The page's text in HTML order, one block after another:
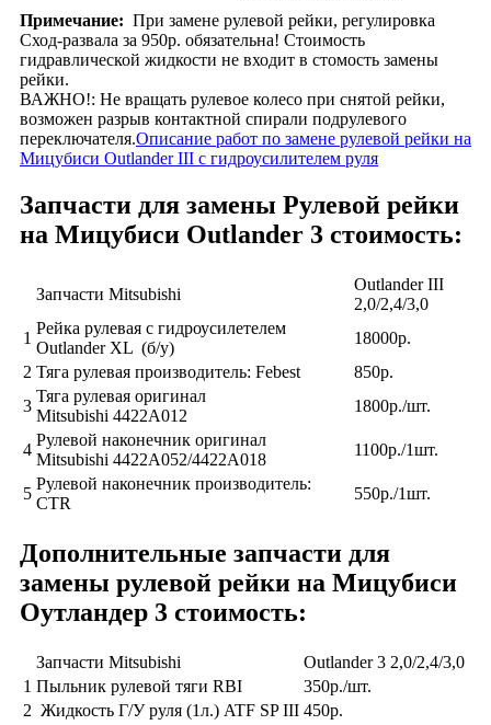
Примечание: При замене рулевой рейки, регулировка
Сход-развала за 950р. обязательна! Стоимость
гидравлической жидкости не входит в стомость замены
рейки.
ВАЖНО!: Не вращать рулевое колесо при снятой рейки,
возможен разрыв контактной спирали подрулевого
переключателя.Описание работ по замене рулевой рейки на
Мицубиси Outlander III с гидроусилителем руля
Запчасти для замены Рулевой рейки
на Мицубиси Outlander 3 стоимость:
Запчасти Mitsubishi
Outlander III
2,0/2,4/3,0
1
Рейка рулевая с гидроусилетелем
Outlander XL (б/у)
18000р.
2 Тяга рулевая производитель: Febest
850р.
3
Тяга рулевая оригинал
Mitsubishi 4422A012
1800р./шт.
4
Рулевой наконечник оригинал
Mitsubishi 4422A052/4422A018
1100р./1шт.
5
Рулевой наконечник производитель:
СTR
550р./1шт.
Дополнительные запчасти для
замены рулевой рейки на Мицубиси
Оутландер 3 стоимость:
Запчасти Mitsubishi
Outlander 3 2,0/2,4/3,0
1 Пыльник рулевой тяги RBI
350р./шт.
2 Жидкость Г/У руля (1л.) ATF SP III 450р.